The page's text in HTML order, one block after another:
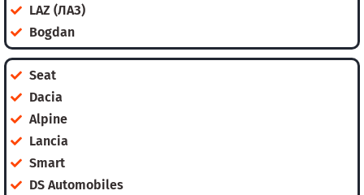
LAZ (ЛАЗ)
Bogdan
Seat
Dacia
Alpine
Lancia
Smart
DS Automobiles